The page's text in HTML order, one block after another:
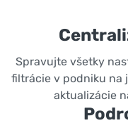
Spravujte všetky
filtrácie v podniku na
aktualizácie